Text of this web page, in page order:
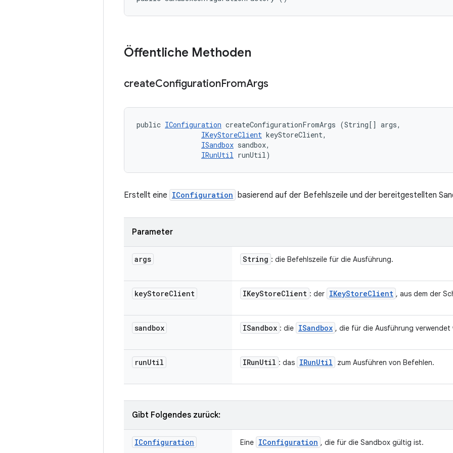
Öffentliche Methoden
createConfigurationFromArgs
public IConfiguration createConfigurationFromArgs (String[] args,
IKeyStoreClient keyStoreClient,
ISandbox sandbox,
IRunUtil runUtil)
Erstellt eine IConfiguration basierend auf der Befehlszeile und der bereitgestellten
Parameter
args String : die Befehlszeile für die Ausführung.
keyStoreClient IKeyStoreClient : der IKeyStoreClient , aus dem der
sandbox ISandbox : die ISandbox , die für die Ausführung verwendet
runUtil IRunUtil : das IRunUtil zum Ausführen von Befehlen.
Gibt Folgendes zurück:
IConfiguration Eine IConfiguration , die für die Sandbox gültig ist.